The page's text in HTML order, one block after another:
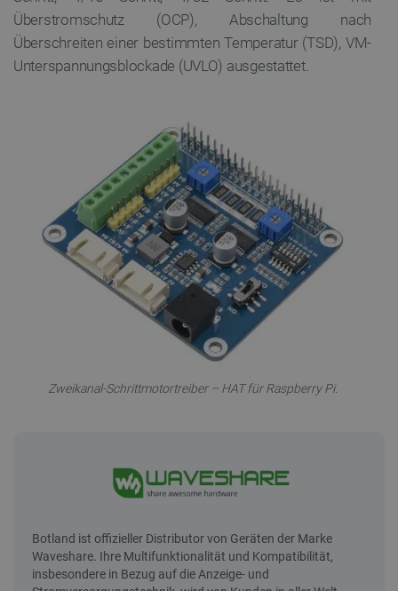
Überstromschutz (OCP), Abschaltung nach
Überschreiten einer bestimmten Temperatur (TSD), VM-
Unterspannungsblockade (UVLO) ausgestattet.
Zweikanal-Schrittmotortreiber – HAT für Raspberry Pi.